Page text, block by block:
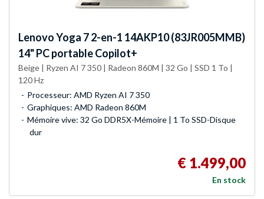
LenovoYoga 7 2-en-1 14AKP10 (83JR005MMB)
14" PC portable Copilot+
Beige | Ryzen AI 7 350 | Radeon 860M | 32 Go | SSD 1 To |
120 Hz
Processeur: AMD Ryzen AI 7 350
Graphiques: AMD Radeon 860M
Mémoire vive: 32 Go DDR5X-Mémoire | 1 To SSD-Disque
dur
€ 1.499,00
En stock